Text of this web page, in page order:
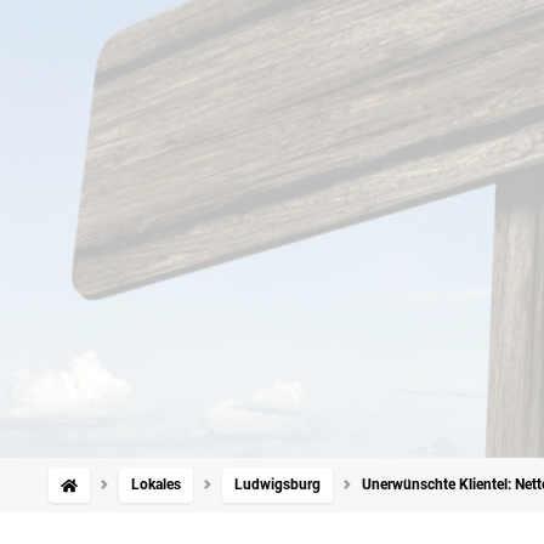
Lokales Ludwigsburg Unerwünschte Klientel: